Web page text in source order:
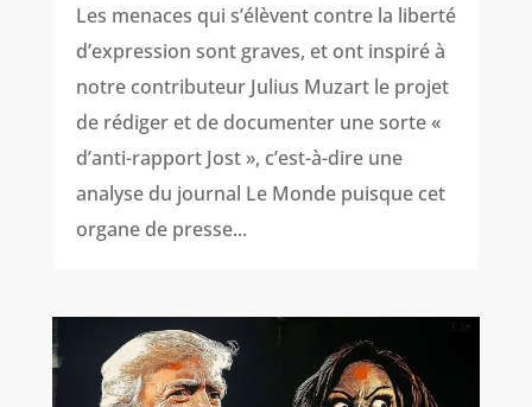
Les menaces qui s’élèvent contre la liberté
d’expression sont graves, et ont inspiré à
notre contributeur Julius Muzart le projet
de rédiger et de documenter une sorte «
d’anti-rapport Jost », c’est-à-dire une
analyse du journal Le Monde puisque cet
organe de presse...